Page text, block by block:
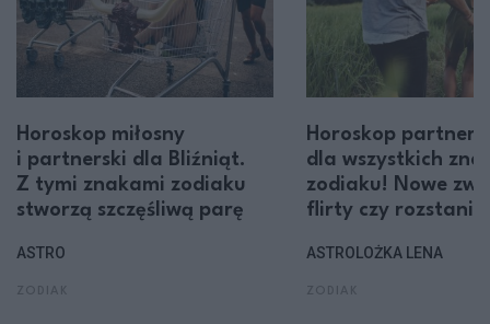
Horoskop miłosny
i partnerski dla Bliźniąt.
Z tymi znakami zodiaku
stworzą szczęśliwą parę
ASTRO
Horoskop
dla wszystkich
zodiaku! Nowe
flirty czy
ASTROLOŻKA LENA